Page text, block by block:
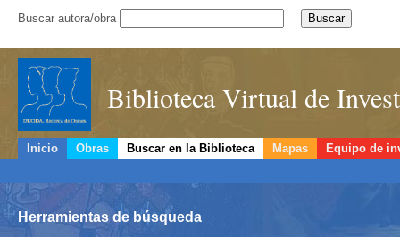
Buscar autora/obra
Biblioteca Virtual de
Inicio Obras Buscar en la Biblioteca Mapas Equipo de
Herramientas de búsqueda